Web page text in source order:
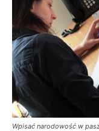
Wpisać narodowość w